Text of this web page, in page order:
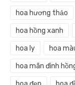
hoa hương thảo
hoa hồng xanh
hoa ly hoa
hoa mãn đình